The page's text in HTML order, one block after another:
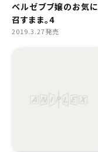
ベルゼブブ嬢のお気に
召すまま。4
2019.3.27発売